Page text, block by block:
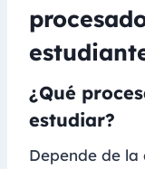
¿Qué
estudiar?
Depende de